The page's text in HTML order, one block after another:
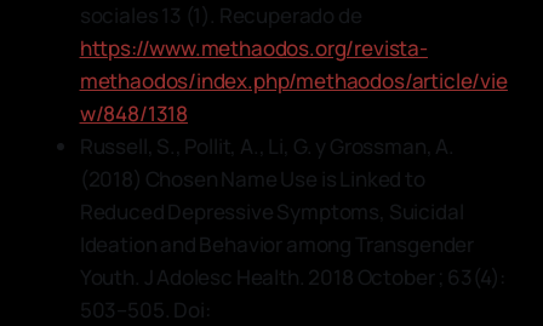
sociales 13 (1). Recuperado de
https://www.methaodos.org/revista-
methaodos/index.php/methaodos/article/vie
w/848/1318
Russell, S., Pollit, A., Li, G. y Grossman, A.
(2018) Chosen Name Use is Linked to
Reduced Depressive Symptoms, Suicidal
Ideation and Behavior among Transgender
Youth. J Adolesc Health. 2018 October ; 63(4):
503–505. Doi: